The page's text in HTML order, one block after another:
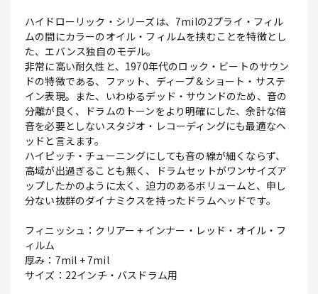
ハイドローリック・シリーズは、7milの2プライ・フィル
ムの間にカラーのオイル・フィルムを挟むことを特徴とし
た、エバンス独自のモデル。
非常に高い耐久性と、1970年代のロック・ビートのサウン
ドの特徴である、ファット、ディープ＆ショート・サステ
イン表現。また、いわゆるデッド・サウンドのため、音の
分離が良く、ドラムのトーンをより明確にした、余計な倍
音を必要としないスタジオ・レコーディングにも最適なヘ
ッドと言えます。
ハイピッチ・チューニングにしても音の線が細くならず、
高域が出過ぎることも無く、ドラムセットがワンサイズア
ップしたかのように太く、迫力のあるボリュームと、申し
分ない抜群のダイナミクスを持ったドラムヘッドです。
フィニッシュ：クリアー + インナー・レッド・オイル・フ
ィルム
厚み：7mil + 7mil
サイズ：22インチ・バスドラム用